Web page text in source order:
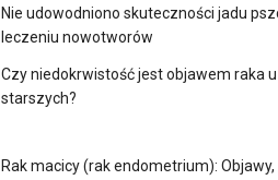
Nie udowodniono skuteczności jadu
leczeniu nowotworów
Czy niedokrwistość jest objawem raka
starszych?
Rak macicy (rak endometrium):